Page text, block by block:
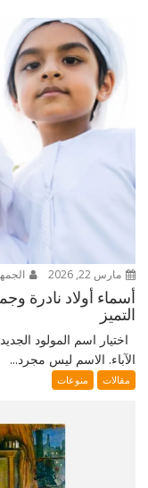
مارس 22, 2026
أسماء أولاد نادرة
التميز
اختيار اسم المولود
الآباء. الاسم ليس مجرد...
مقالات منوعات